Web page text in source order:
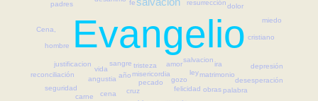
Evangelio
tristeza
amor
misericordia
pecado
fe
gozo
salvacion
cruz
felicidad
sangre
resurrección
matrimonio
angustia
cena
obras
vida ley
ira
carne
palabra
justificacion
padres
año
dolor
seguridad
hombre
cristiano
desesperación
reconciliación
depresión
Cena,
miedo